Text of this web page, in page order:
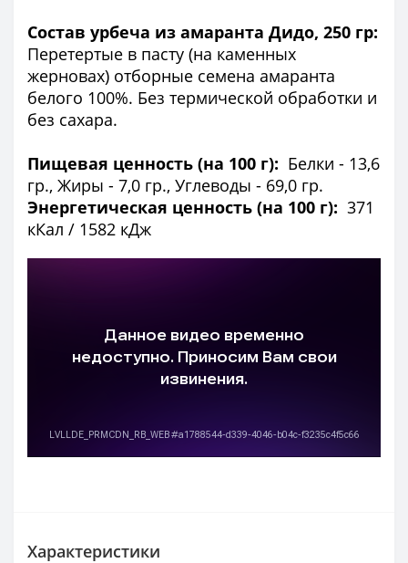
Состав урбеча из амаранта Дидо, 250 гр:
Перетертые в пасту (на каменных
жерновах) отборные семена амаранта
белого 100%. Без термической обработки и
без сахара.
Пищевая ценность (на 100 г): Белки - 13,6
гр., Жиры - 7,0 гр., Углеводы - 69,0 гр.
Энергетическая ценность (на 100 г): 371
кКал / 1582 кДж
Характеристики